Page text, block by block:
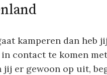
kamperen dan heb
contact te komen
er gewoon op uit,